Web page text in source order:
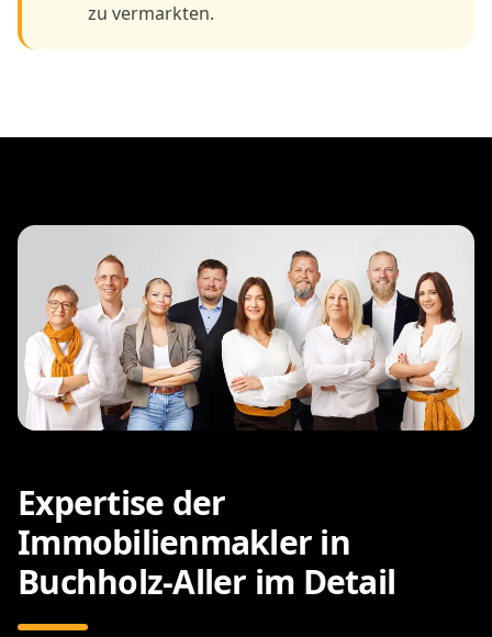
zu vermarkten.
Expertise der
Immobilienmakler in
Buchholz-Aller im Detail